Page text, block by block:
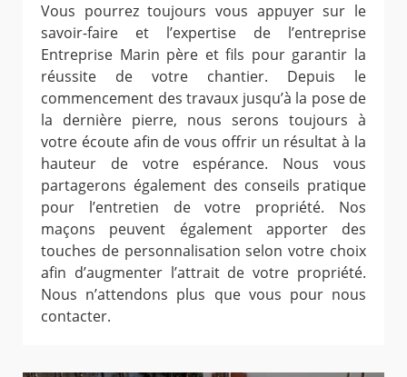
Vous pourrez toujours vous appuyer sur le
savoir-faire et l’expertise de l’entreprise
Entreprise Marin père et fils pour garantir la
réussite de votre chantier. Depuis le
commencement des travaux jusqu’à la pose de
la dernière pierre, nous serons toujours à
votre écoute afin de vous offrir un résultat à la
hauteur de votre espérance. Nous vous
partagerons également des conseils pratique
pour l’entretien de votre propriété. Nos
maçons peuvent également apporter des
touches de personnalisation selon votre choix
afin d’augmenter l’attrait de votre propriété.
Nous n’attendons plus que vous pour nous
contacter.